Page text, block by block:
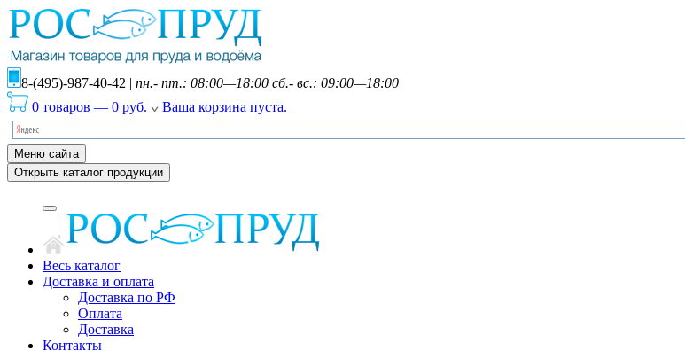
8-(495)-987-40-42 | пн.- пт.: 08:00—18:00 сб.- вс.: 09:00—18:00
0 товаров — 0 руб. Ваша корзина пуста.
Меню сайта
Открыть каталог продукции
Весь каталог
Доставка и оплата
Доставка по РФ
Оплата
Доставка
Контакты